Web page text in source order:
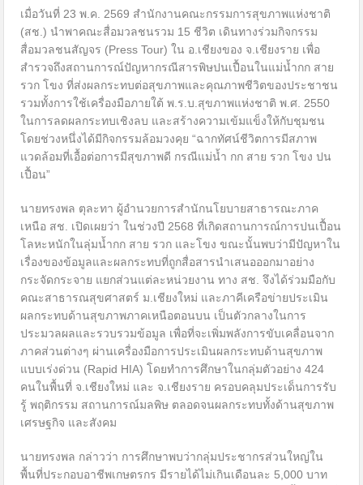
เมื่อวันที่ 23 พ.ค. 2569 สำนักงานคณะกรรมการสุขภาพแห่งชาติ
(สช.) นำพาคณะสื่อมวลชนรวม 15 ชีวิต เดินทางร่วมกิจกรรม
สื่อมวลชนสัญจร (Press Tour) ใน อ.เชียงของ จ.เชียงราย เพื่อ
สำรวจถึงสถานการณ์ปัญหากรณีสารพิษปนเปื้อนในแม่น้ำกก สาย
รวก โขง ที่ส่งผลกระทบต่อสุขภาพและคุณภาพชีวิตของประชาชน
รวมทั้งการใช้เครื่องมือภายใต้ พ.ร.บ.สุขภาพแห่งชาติ พ.ศ. 2550
ในการลดผลกระทบเชิงลบ และสร้างความเข้มแข็งให้กับชุมชน
โดยช่วงหนึ่งได้มีกิจกรรมล้อมวงคุย “ฉากทัศน์ชีวิตการมีสภาพ
แวดล้อมที่เอื้อต่อการมีสุขภาพดี กรณีแม่น้ำ กก สาย รวก โขง ปน
เปื้อน”
นายทรงพล ตุละทา ผู้อำนวยการสำนักนโยบายสาธารณะภาค
เหนือ สช. เปิดเผยว่า ในช่วงปี 2568 ที่เกิดสถานการณ์การปนเปื้อน
โลหะหนักในลุ่มน้ำกก สาย รวก และโขง ขณะนั้นพบว่ามีปัญหาใน
เรื่องของข้อมูลและผลกระทบที่ถูกสื่อสารนำเสนอออกมาอย่าง
กระจัดกระจาย แยกส่วนแต่ละหน่วยงาน ทาง สช. จึงได้ร่วมมือกับ
คณะสาธารณสุขศาสตร์ ม.เชียงใหม่ และภาคีเครือข่ายประเมิน
ผลกระทบด้านสุขภาพภาคเหนือตอนบน เป็นตัวกลางในการ
ประมวลผลและรวบรวมข้อมูล เพื่อที่จะเพิ่มพลังการขับเคลื่อนจาก
ภาคส่วนต่างๆ ผ่านเครื่องมือการประเมินผลกระทบด้านสุขภาพ
แบบเร่งด่วน (Rapid HIA) โดยทำการศึกษาในกลุ่มตัวอย่าง 424
คนในพื้นที่ จ.เชียงใหม่ และ จ.เชียงราย ครอบคลุมประเด็นการรับ
รู้ พฤติกรรม สถานการณ์มลพิษ ตลอดจนผลกระทบทั้งด้านสุขภาพ
เศรษฐกิจ และสังคม
นายทรงพล กล่าวว่า การศึกษาพบว่ากลุ่มประชากรส่วนใหญ่ใน
พื้นที่ประกอบอาชีพเกษตรกร มีรายได้ไม่เกินเดือนละ 5,000 บาท